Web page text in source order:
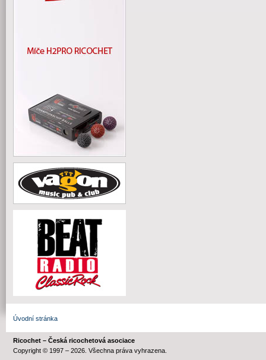
Úvodní stránka
Ricochet – Česká ricochetová asociace
Copyright © 1997 – 2026. Všechna práva vyhrazena.